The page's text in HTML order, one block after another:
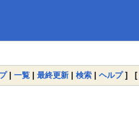
| 一覧 | 最終更新 | 検索 | ヘルプ] [